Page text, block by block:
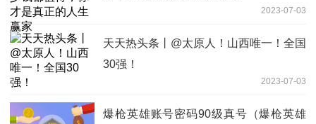
2023-07-03
天天热头条丨@太原人！山西唯一！全国
30强！
2023-07-03
爆枪英雄账号密码90级真号（爆枪英雄